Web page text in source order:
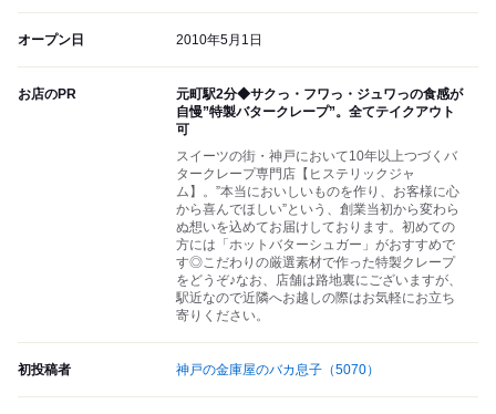
オープン日 2010年5月1日
お店のPR
元町駅2分◆サクっ・フワっ・ジュワっの食感が
自慢”特製バタークレープ”。全てテイクアウト
可
スイーツの街・神戸において10年以上つづくバ
タークレープ専門店【ヒステリックジャ
ム】。”本当においしいものを作り、お客様に心
から喜んでほしい”という、創業当初から変わら
ぬ想いを込めてお届けしております。初めての
方には「ホットバターシュガー」がおすすめで
す◎こだわりの厳選素材で作った特製クレープ
をどうぞ♪なお、店舗は路地裏にございますが、
駅近なので近隣へお越しの際はお気軽にお立ち
寄りください。
初投稿者 神戸の金庫屋のバカ息子 （5070）